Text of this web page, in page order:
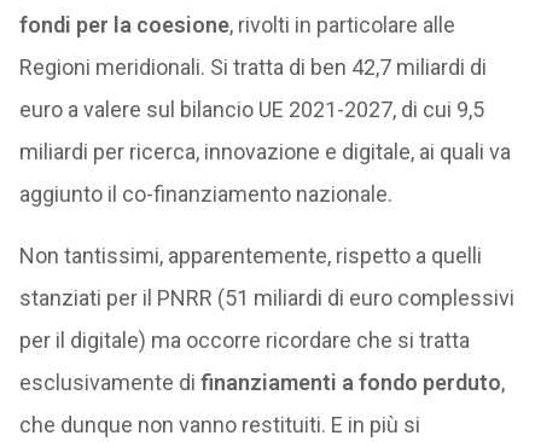
fondi per la coesione, rivolti in particolare alle
Regioni meridionali. Si tratta di ben 42,7 miliardi di
euro a valere sul bilancio UE 2021-2027, di cui 9,5
miliardi per ricerca, innovazione e digitale, ai quali va
aggiunto il co-finanziamento nazionale.
Non tantissimi, apparentemente, rispetto a quelli
stanziati per il PNRR (51 miliardi di euro complessivi
per il digitale) ma occorre ricordare che si tratta
esclusivamente di finanziamenti a fondo perduto,
che dunque non vanno restituiti. E in più si